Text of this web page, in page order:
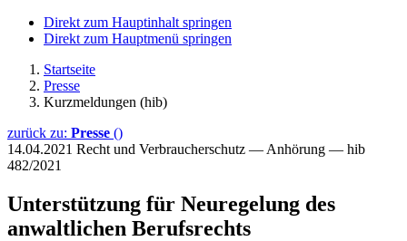
Direkt zum Hauptinhalt springen
Direkt zum Hauptmenü springen
Startseite
Presse
Kurzmeldungen (hib)
zurück zu: Presse ()
14.04.2021 Recht und Verbraucherschutz — Anhörung — hib
482/2021
Unterstützung für Neuregelung des
anwaltlichen Berufsrechts